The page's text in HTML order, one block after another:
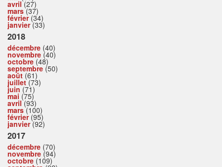
avril(27)
mars(37)
février(34)
janvier(33)
2018
décembre (40)
novembre (40)
octobre (48)
septembre (50)
août (61)
juillet(73)
juin (71)
mai (75)
avril(93)
mars(100)
février(95)
janvier(92)
2017
décembre (70)
novembre (94)
octobre (109)